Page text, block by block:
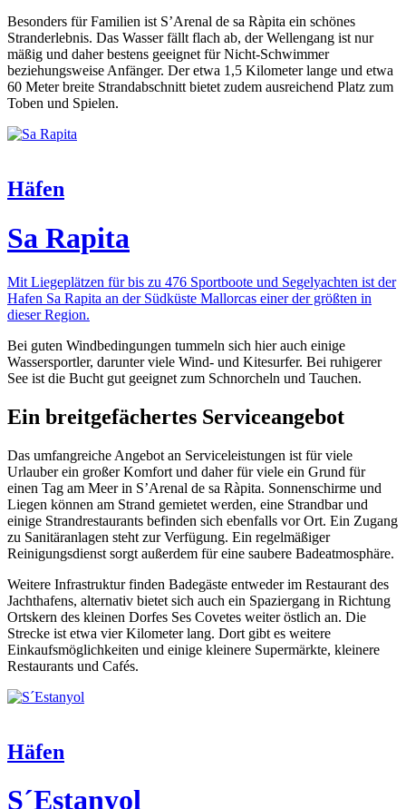
Besonders für Familien ist S’Arenal de sa Ràpita ein schönes
Stranderlebnis. Das Wasser fällt flach ab, der Wellengang ist nur
mäßig und daher bestens geeignet für Nicht-Schwimmer
beziehungsweise Anfänger. Der etwa 1,5 Kilometer lange und etwa
60 Meter breite Strandabschnitt bietet zudem ausreichend Platz zum
Toben und Spielen.
Häfen
Sa Rapita
Mit Liegeplätzen für bis zu 476 Sportboote und Segelyachten ist der
Hafen Sa Rapita an der Südküste Mallorcas einer der größten in
dieser Region.
Bei guten Windbedingungen tummeln sich hier auch einige
Wassersportler, darunter viele Wind- und Kitesurfer. Bei ruhigerer
See ist die Bucht gut geeignet zum Schnorcheln und Tauchen.
Ein breitgefächertes Serviceangebot
Das umfangreiche Angebot an Serviceleistungen ist für viele
Urlauber ein großer Komfort und daher für viele ein Grund für
einen Tag am Meer in S’Arenal de sa Ràpita. Sonnenschirme und
Liegen können am Strand gemietet werden, eine Strandbar und
einige Strandrestaurants befinden sich ebenfalls vor Ort. Ein Zugang
zu Sanitäranlagen steht zur Verfügung. Ein regelmäßiger
Reinigungsdienst sorgt außerdem für eine saubere Badeatmosphäre.
Weitere Infrastruktur finden Badegäste entweder im Restaurant des
Jachthafens, alternativ bietet sich auch ein Spaziergang in Richtung
Ortskern des kleinen Dorfes Ses Covetes weiter östlich an. Die
Strecke ist etwa vier Kilometer lang. Dort gibt es weitere
Einkaufsmöglichkeiten und einige kleinere Supermärkte, kleinere
Restaurants und Cafés.
Häfen
S´Estanyol